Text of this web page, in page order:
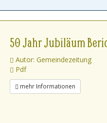
50 Jahr Jubiläum
Autor: Gemeindezeitung
Pdf
mehr Informationen